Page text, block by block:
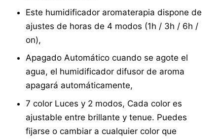
Este humidificador aromaterapia dispone de
ajustes de horas de 4 modos (1h / 3h / 6h /
on),
Apagado Automático cuando se agote el
agua, el humidificador difusor de aroma
apagará automáticamente,
7 color Luces y 2 modos, Cada color es
ajustable entre brillante y tenue. Puedes
fijarse o cambiar a cualquier color que